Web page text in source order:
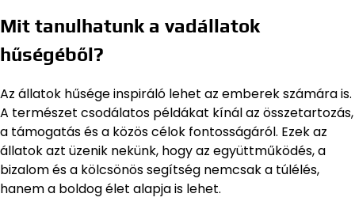
Mit tanulhatunk a vadállatok
hűségéből?
Az állatok hűsége inspiráló lehet az emberek számára is.
A természet csodálatos példákat kínál az összetartozás,
a támogatás és a közös célok fontosságáról. Ezek az
állatok azt üzenik nekünk, hogy az együttműködés, a
bizalom és a kölcsönös segítség nemcsak a túlélés,
hanem a boldog élet alapja is lehet.